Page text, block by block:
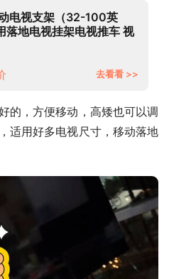
电视支架（32-100英
落地电视挂架电视推车 视
强款
去看看 >>
的，方便移动，高矮也可以调
适用好多电视尺寸，移动落地